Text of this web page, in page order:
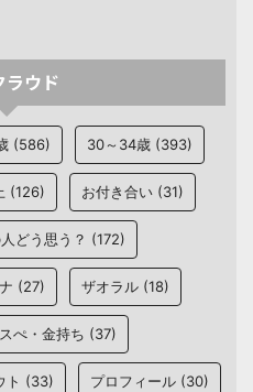
ラウド
(586) 30～34歳 (393)
(126) お付き合い (31)
どう思う？ (172)
(27) ザオラル (18)
ぺ・金持ち (37)
ト (33) プロフィール (30)